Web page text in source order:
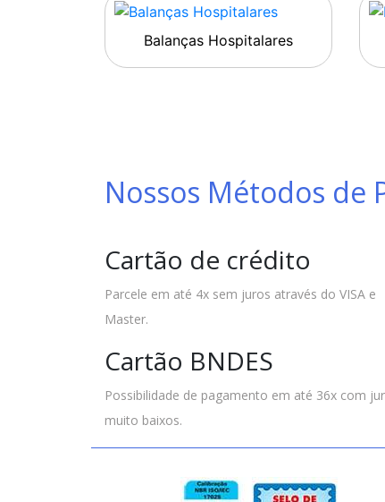
Balanças Hospitalares
Nossos Métodos de
Cartão de crédito
Parcele em até 4x sem juros através do VISA e
Master.
Cartão BNDES
Possibilidade de pagamento em até 36x com
muito baixos.